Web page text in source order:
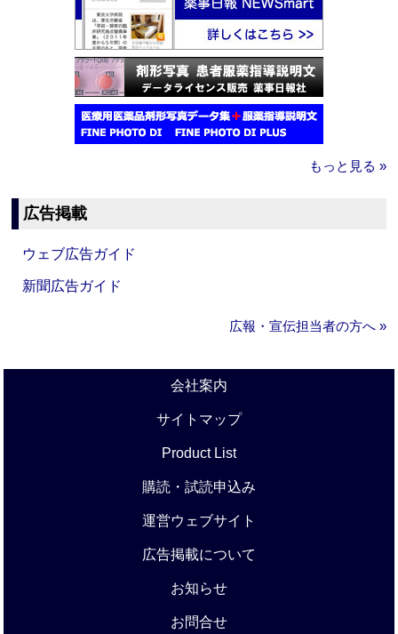
もっと見る »
広告掲載
ウェブ広告ガイド
新聞広告ガイド
広報・宣伝担当者の方へ »
会社案内
サイトマップ
Product List
購読・試読申込み
運営ウェブサイト
広告掲載について
お知らせ
お問合せ